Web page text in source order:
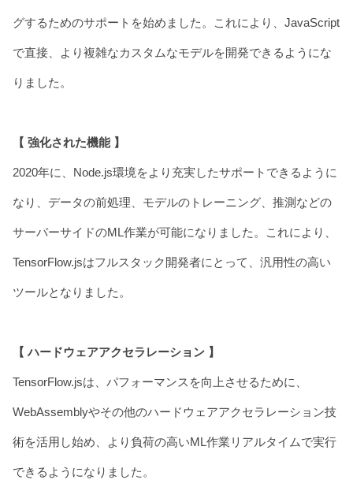
グするためのサポートを始めました。これにより、JavaScript
で直接、より複雑なカスタムなモデルを開発できるようにな
りました。
【 強化された機能 】
2020年に、Node.js環境をより充実したサポートできるように
なり、データの前処理、モデルのトレーニング、推測などの
サーバーサイドのML作業が可能になりました。これにより、
TensorFlow.jsはフルスタック開発者にとって、汎用性の高い
ツールとなりました。
【 ハードウェアアクセラレーション 】
TensorFlow.jsは、パフォーマンスを向上させるために、
WebAssemblyやその他のハードウェアアクセラレーション技
術を活用し始め、より負荷の高いML作業リアルタイムで実行
できるようになりました。